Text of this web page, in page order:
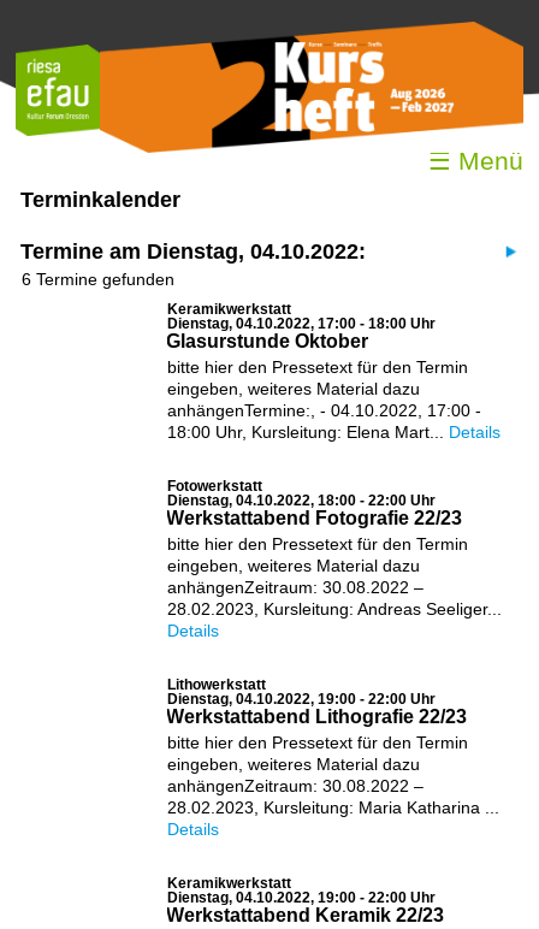
☰ Menü
Terminkalender
Termine am Dienstag, 04.10.2022:
6 Termine gefunden
Keramikwerkstatt
Dienstag, 04.10.2022, 17:00 - 18:00 Uhr
Glasurstunde Oktober
bitte hier den Pressetext für den Termin
eingeben, weiteres Material dazu
anhängenTermine:, - 04.10.2022, 17:00 -
18:00 Uhr, Kursleitung: Elena Mart... Details
Fotowerkstatt
Dienstag, 04.10.2022, 18:00 - 22:00 Uhr
Werkstattabend Fotografie 22/23
bitte hier den Pressetext für den Termin
eingeben, weiteres Material dazu
anhängenZeitraum: 30.08.2022 –
28.02.2023, Kursleitung: Andreas Seeliger...
Details
Lithowerkstatt
Dienstag, 04.10.2022, 19:00 - 22:00 Uhr
Werkstattabend Lithografie 22/23
bitte hier den Pressetext für den Termin
eingeben, weiteres Material dazu
anhängenZeitraum: 30.08.2022 –
28.02.2023, Kursleitung: Maria Katharina ...
Details
Keramikwerkstatt
Dienstag, 04.10.2022, 19:00 - 22:00 Uhr
Werkstattabend Keramik 22/23